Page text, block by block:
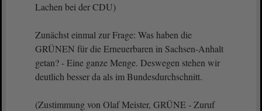
Lachen bei der CDU)
Zunächst einmal zur Frage: Was haben die
GRÜNEN für die Erneuerbaren in Sachsen-Anhalt
getan? - Eine ganze Menge. Deswegen stehen wir
deutlich besser da als im Bundesdurchschnitt.
(Zustimmung von Olaf Meister, GRÜNE - Zuruf